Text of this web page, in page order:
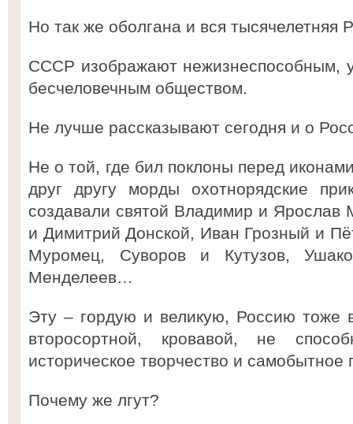
Но так же оболгана и вся тысячелетняя
СССР изображают нежизнеспособным,
бесчеловечным обществом.
Не лучше рассказывают сегодня и о
Не о той, где бил поклоны перед
друг другу морды охотнорядские
создавали святой Владимир и Ярослав
и Димитрий Донской, Иван Грозный и
Муромец, Суворов и Кутузов,
Менделеев…
Эту – гордую и великую, Россию тоже
второсортной, кровавой, не
историческое творчество и самобытное
Почему же лгут?